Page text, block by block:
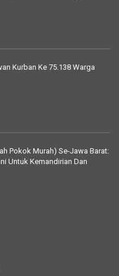
Kurban Ke 75.138 Warga
Pokok Murah) Se-Jawa Barat:
Untuk Kemandirian Dan